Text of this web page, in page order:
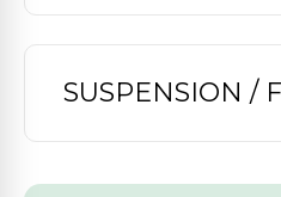
SUSPENSION /